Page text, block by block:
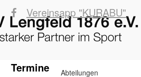
Vereinsapp "KURABU"
Termine Abteilungen